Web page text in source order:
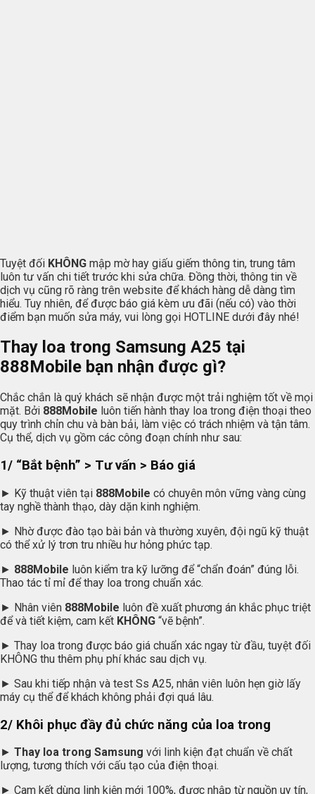
Tuyệt đối KHÔNG mập mờ hay giấu giếm thông tin, trung tâm
luôn tư vấn chi tiết trước khi sửa chữa. Đồng thời, thông tin về
dịch vụ cũng rõ ràng trên website để khách hàng dễ dàng tìm
hiểu. Tuy nhiên, để được báo giá kèm ưu đãi (nếu có) vào thời
điểm bạn muốn sửa máy, vui lòng gọi HOTLINE dưới đây nhé!
Thay loa trong Samsung A25 tại
888Mobile bạn nhận được gì?
Chắc chắn là quý khách sẽ nhận được một trải nghiệm tốt về mọi
mặt. Bởi 888Mobile luôn tiến hành thay loa trong điện thoại theo
quy trình chỉn chu và bàn bải, làm việc có trách nhiệm và tận tâm.
Cụ thể, dịch vụ gồm các công đoạn chính như sau:
1/ “Bắt bệnh” > Tư vấn > Báo giá
► Kỹ thuật viên tại 888Mobile có chuyên môn vững vàng cùng
tay nghề thành thạo, dày dặn kinh nghiệm.
► Nhờ được đào tạo bài bản và thường xuyên, đội ngũ kỹ thuật
có thể xử lý trơn tru nhiều hư hỏng phức tạp.
► 888Mobile luôn kiểm tra kỹ lưỡng để “chẩn đoán” đúng lỗi.
Thao tác tỉ mỉ để thay loa trong chuẩn xác.
► Nhân viên 888Mobile luôn đề xuất phương án khắc phục triệt
để và tiết kiệm, cam kết KHÔNG “vẽ bệnh”.
► Thay loa trong được báo giá chuẩn xác ngay từ đầu, tuyệt đối
KHÔNG thu thêm phụ phí khác sau dịch vụ.
► Sau khi tiếp nhận và test Ss A25, nhân viên luôn hẹn giờ lấy
máy cụ thể để khách không phải đợi quá lâu.
2/ Khôi phục đầy đủ chức năng của loa trong
► Thay loa trong Samsung với linh kiện đạt chuẩn về chất
lượng, tương thích với cấu tạo của điện thoại.
► Cam kết dùng linh kiện mới 100%, được nhập từ nguồn uy tín,